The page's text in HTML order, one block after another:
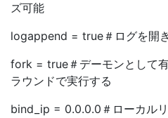
ズ可能
logappend = true＃ログを開
fork = true＃デーモンとして
ラウンドで実行する
bind_ip = 0.0.0.0＃ローカル